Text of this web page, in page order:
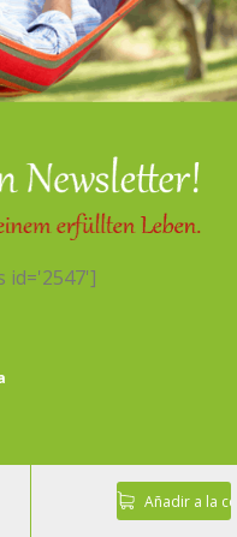
Añadir a la
id='2547']
arriba mencionados de
por correo electrónico.estar
lo sé. Puedo revocar el